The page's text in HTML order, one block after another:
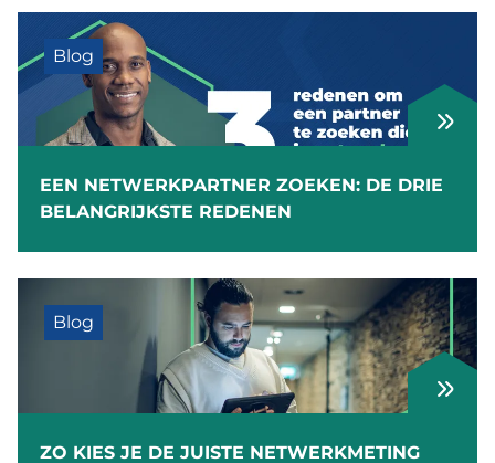
Blog
EEN NETWERKPARTNER ZOEKEN: DE DRIE
BELANGRIJKSTE REDENEN
Blog
ZO KIES JE DE JUISTE NETWERKMETING